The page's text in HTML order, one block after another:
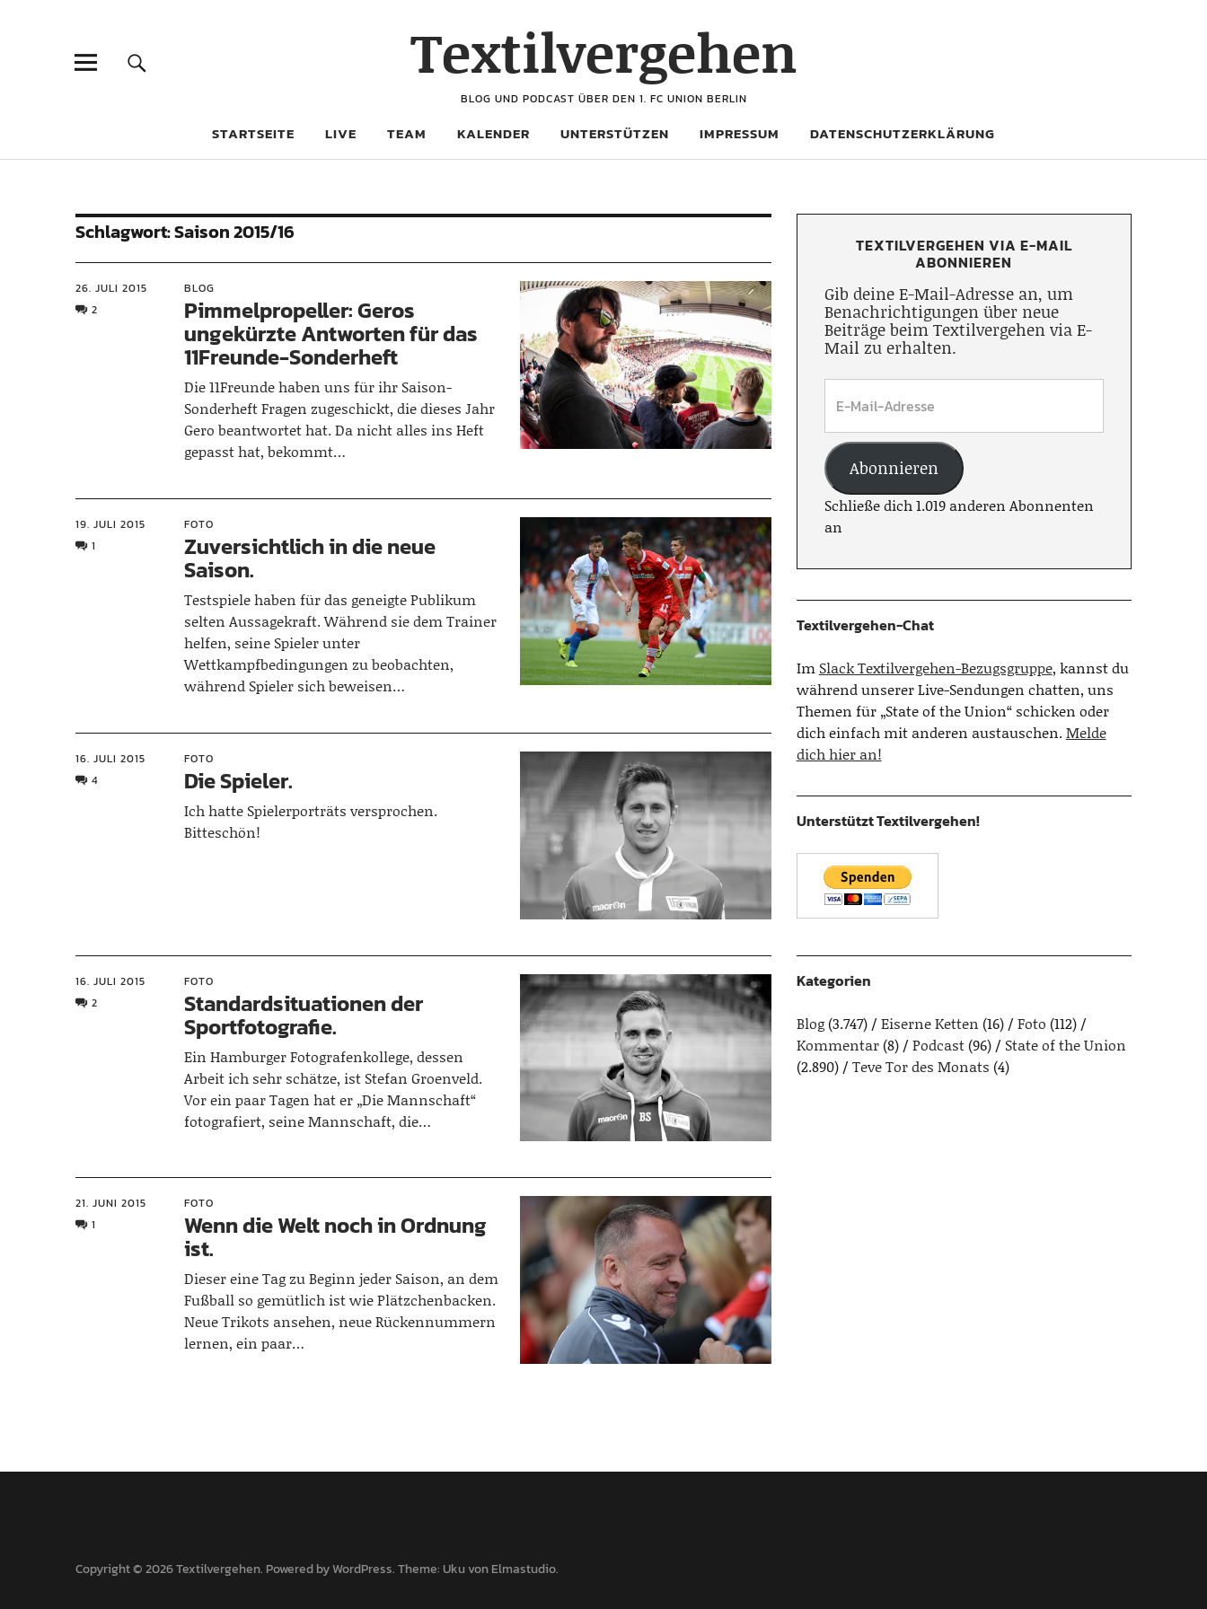
Textilvergehen
BLOG UND PODCAST ÜBER DEN 1. FC UNION BERLIN
STARTSEITE LIVE TEAM KALENDER UNTERSTÜTZEN IMPRESSUM DATENSCHUTZERKLÄRUNG
Schlagwort:Saison 2015/16
26. JULI 2015
2
BLOG
Pimmelpropeller: Geros
ungekürzte Antworten für das
11Freunde-Sonderheft
Die 11Freunde haben uns für ihr Saison-
Sonderheft Fragen zugeschickt, die dieses Jahr
Gero beantwortet hat. Da nicht alles ins Heft
gepasst hat, bekommt…
19. JULI 2015
1
FOTO
Zuversichtlich in die neue
Saison.
Testspiele haben für das geneigte Publikum
selten Aussagekraft. Während sie dem Trainer
helfen, seine Spieler unter
Wettkampfbedingungen zu beobachten,
während Spieler sich beweisen…
16. JULI 2015
4
FOTO
Die Spieler.
Ich hatte Spielerporträts versprochen.
Bitteschön!
16. JULI 2015
2
FOTO
Standardsituationen der
Sportfotografie.
Ein Hamburger Fotografenkollege, dessen
Arbeit ich sehr schätze, ist Stefan Groenveld.
Vor ein paar Tagen hat er „Die Mannschaft“
fotografiert, seine Mannschaft, die…
21. JUNI 2015
1
FOTO
Wenn die Welt noch in Ordnung
ist.
Dieser eine Tag zu Beginn jeder Saison, an dem
Fußball so gemütlich ist wie Plätzchenbacken.
Neue Trikots ansehen, neue Rückennummern
lernen, ein paar…
TEXTILVERGEHEN VIA E-MAIL
ABONNIEREN
Gib deine E-Mail-Adresse an, um
Benachrichtigungen über neue
Beiträge beim Textilvergehen via E-
Mail zu erhalten.
Abonnieren
Schließe dich 1.019 anderen Abonnenten
an
Textilvergehen-Chat
Im Slack Textilvergehen-Bezugsgruppe, kannst du
während unserer Live-Sendungen chatten, uns
Themen für „State of the Union“ schicken oder
dich einfach mit anderen austauschen.Melde
dich hier an!
Unterstützt Textilvergehen!
Kategorien
Blog(3.747) Eiserne Ketten (16) Foto (112)
Kommentar(8) Podcast(96)
State of the Union
(2.890)
Teve Tor des Monats (4)
Copyright © 2026 Textilvergehen Powered byWordPress Theme: Uku vonElmastudio